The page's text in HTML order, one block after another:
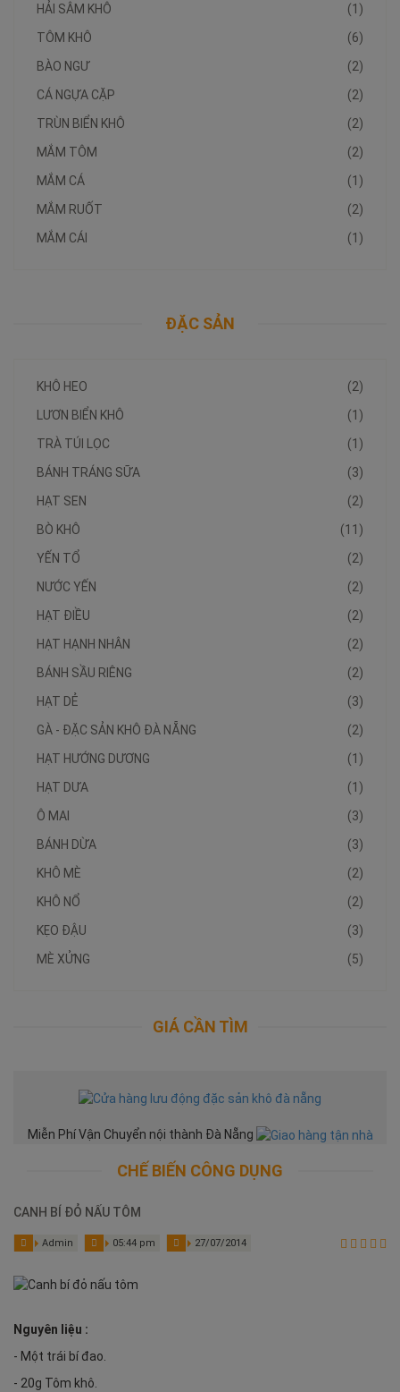
(1)
HẢI SÂM KHÔ
(6)
TÔM KHÔ
(2)
BÀO NGƯ
(2)
CÁ NGỰA CẶP
(2)
TRÙN BIỂN KHÔ
(2)
MẮM TÔM
(1)
MẮM CÁ
(2)
MẮM RUỐT
(1)
MẮM CÁI
ĐẶC SẢN
(2)
KHÔ HEO
(1)
LƯƠN BIỂN KHÔ
(1)
TRÀ TÚI LỌC
(3)
BÁNH TRÁNG SỮA
(2)
HẠT SEN
(11)
BÒ KHÔ
(2)
YẾN TỔ
(2)
NƯỚC YẾN
(2)
HẠT ĐIỀU
(2)
HẠT HẠNH NHÂN
(2)
BÁNH SẦU RIÊNG
(3)
HẠT DẺ
(2)
GÀ - ĐẶC SẢN KHÔ ĐÀ NẴNG
(1)
HẠT HƯỚNG DƯƠNG
(1)
HẠT DƯA
(3)
Ô MAI
(3)
BÁNH DỪA
(2)
KHÔ MÈ
(2)
KHÔ NỔ
(3)
KẸO ĐẬU
(5)
MÈ XỬNG
GIÁ CẦN TÌM
Miễn Phí Vận Chuyển nội thành Đà Nẵng
CHẾ BIẾN CÔNG DỤNG
CANH BÍ ĐỎ NẤU TÔM
Admin 05:44 pm 27/07/2014
Nguyên liệu :
- Một trái bí đao.
- 20g Tôm khô.